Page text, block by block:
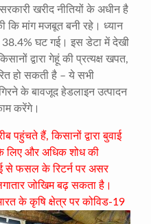
खरीद नीतियों के अधीन है
कि मांग मजबूत बनी रहे। ध्यान
घट गई। इस डेटा में देखी
द्वारा गेहूं की प्रत्यक्ष खपत,
हो सकती है – ये सभी
के बावजूद हेडलाइन उत्पादन
करेंगे।
हैं, किसानों द्वारा बुवाई
लिए और अधिक शोध की
से फसल के रिटर्न पर असर
जोखिम बढ़ सकता है।
के कृषि क्षेत्र पर कोविड-19